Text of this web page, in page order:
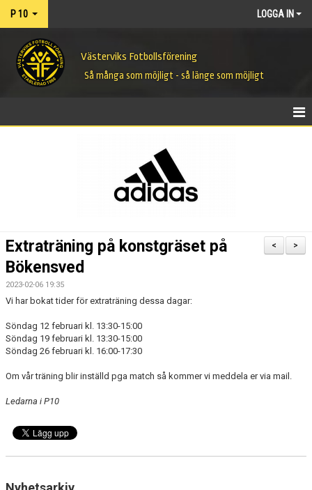
P 10 LOGGA IN
Västerviks Fotbollsförening
Så många som möjligt - så länge som möjligt
TRUPPEN
BILDGALLERI
DOKUMENT
KONTAKT
>
<
Extraträning på konstgräset på
Bökensved
2023-02-06 19:35
Vi har bokat tider för extraträning dessa dagar:
Söndag 12 februari kl. 13:30-15:00
Söndag 19 februari kl. 13:30-15:00
Söndag 26 februari kl. 16:00-17:30
Om vår träning blir inställd pga match så kommer vi meddela er via mail.
Ledarna i P10